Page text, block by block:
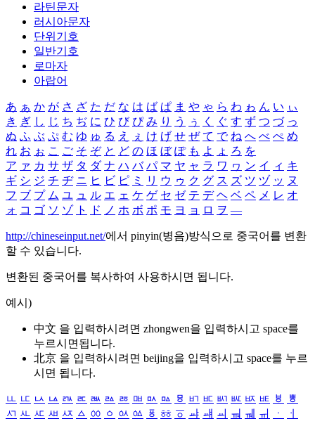
라틴문자
러시아문자
단위기호
일반기호
로마자
아랍어
あ ぁ か が さ ざ た だ な は ば ぱ ま や ゃ ら わ ゎ ん い ぃ
き ぎ し じ ち ぢ に ひ び ぴ み り う ぅ く ぐ す ず つ づ っ
ぬ ふ ぶ ぷ む ゆ ゅ る え ぇ け げ せ ぜ て で ね へ べ ぺ め
れ お ぉ こ ご そ ぞ と ど の ほ ぼ ぽ も よ ょ ろ を
ア ァ カ サ ザ タ ダ ナ ハ バ パ マ ヤ ャ ラ ワ ヮ ン イ ィ キ
ギ シ ジ チ ヂ ニ ヒ ビ ピ ミ リ ウ ゥ ク グ ス ズ ツ ヅ ッ ヌ
フ ブ プ ム ユ ュ ル エ ェ ケ ゲ セ ゼ テ デ ヘ ベ ペ メ レ オ
ォ コ ゴ ソ ゾ ト ド ノ ホ ボ ポ モ ヨ ョ ロ ヲ ―
http://chineseinput.net/에서 pinyin(병음)방식으로 중국어를 변환
할 수 있습니다.
변환된 중국어를 복사하여 사용하시면 됩니다.
예시)
中文 을 입력하시려면 zhongwen을 입력하시고 space를
누르시면됩니다.
北京 을 입력하시려면 beijing을 입력하시고 space를 누르
시면 됩니다.
ㅥ ㅦ ㅧ ㅨ ㅩ ㅪ ㅫ ㅬ ㅭ ㅮ ㅯ ㅰ ㅱ ㅲ ㅳ ㅴ ㅵ ㅶ ㅷ ㅸ
ㅹ
ㅺ ㅻ ㅼ ㅽ ㅾ ㅿ ㆀ ㆁ ㆂ ㆃ ㆄ ㆅ ㆆ ㆇ ㆈ ㆉ ㆊ ㆋ ㆌ ㆍ
ㆎ